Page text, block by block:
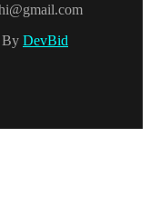
By DevBid